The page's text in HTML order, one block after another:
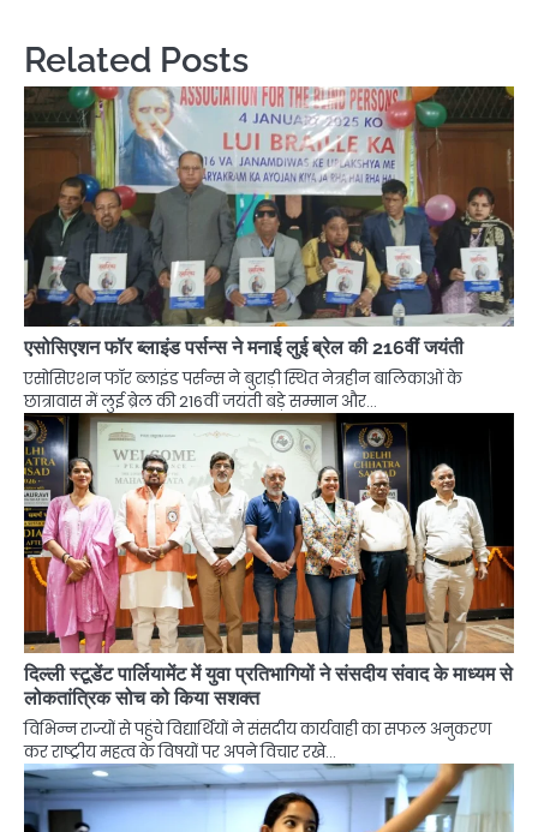
Related Posts
एसोसिएशन फॉर ब्लाइंड पर्सन्स ने मनाई लुई ब्रेल की 216वीं जयंती
एसोसिएशन फॉर ब्लाइंड पर्सन्स ने बुराड़ी स्थित नेत्रहीन बालिकाओं के
छात्रावास में लुई ब्रेल की 216वीं जयंती बड़े सम्मान और…
दिल्ली स्टूडेंट पार्लियामेंट में युवा प्रतिभागियों ने संसदीय संवाद के माध्यम से
लोकतांत्रिक सोच को किया सशक्त
विभिन्न राज्यों से पहुंचे विद्यार्थियों ने संसदीय कार्यवाही का सफल अनुकरण
कर राष्ट्रीय महत्व के विषयों पर अपने विचार रखे…